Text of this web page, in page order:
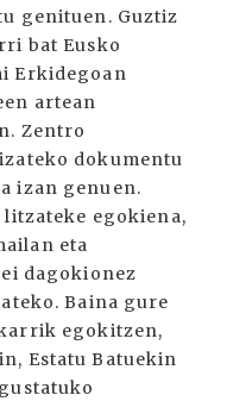
genituen. Guztiz
bat Eusko
Erkidegoan
artean
Zentro
dokumentu
izan genuen.
egokiena,
eta
dagokionez
Baina gure
egokitzen,
Estatu Batuekin